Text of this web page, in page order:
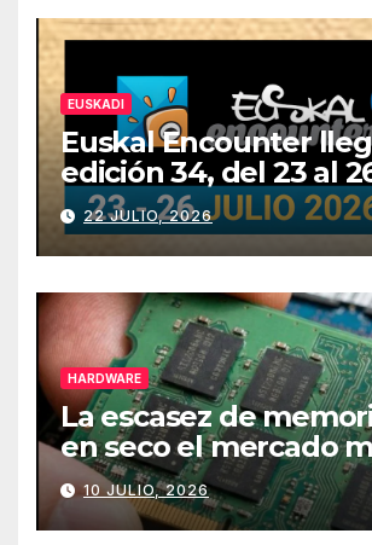
EUSKADI
Euskal Encounter
edición 34, del 23 al
julio
22 JULIO, 2026
HARDWARE
La escasez de
en seco el mercado
de PCs
10 JULIO, 2026